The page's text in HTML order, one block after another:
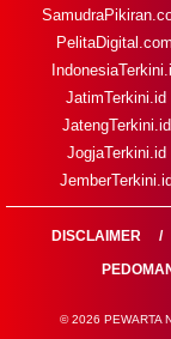
PelitaDigital.com
JatimTerkini.id
JatengTerkini.id
JogjaTerkini.id
DISCLAIMER
© 2026 PEWARTA